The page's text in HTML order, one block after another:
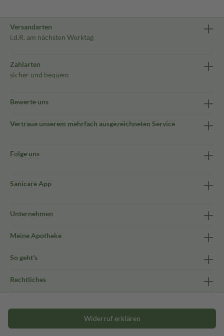
Versandarten
i.d.R. am nächsten Werktag
Zahlarten
sicher und bequem
Bewerte uns
Vertraue unserem mehrfach ausgezeichneten Service
Folge uns
Sanicare App
Unternehmen
Meine Apotheke
So geht's
Rechtliches
Widerruf erklären